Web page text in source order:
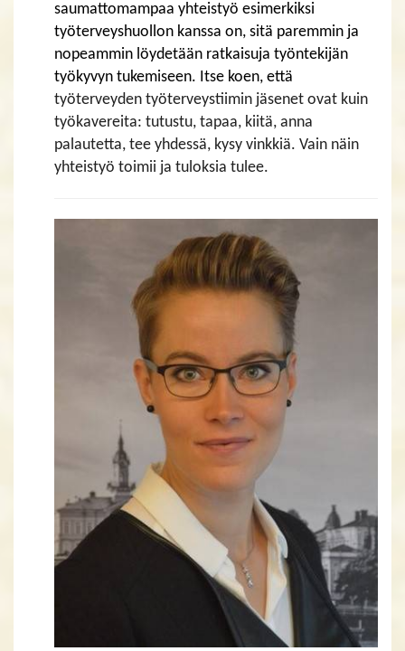
saumattomampaa yhteistyö esimerkiksi
työterveyshuollon kanssa on, sitä paremmin ja
nopeammin löydetään ratkaisuja työntekijän
työkyvyn tukemiseen. Itse koen, että
työterveyden työterveystiimin jäsenet ovat kuin
työkavereita: tutustu, tapaa, kiitä, anna
palautetta, tee yhdessä, kysy vinkkiä. Vain näin
yhteistyö toimii ja tuloksia tulee.